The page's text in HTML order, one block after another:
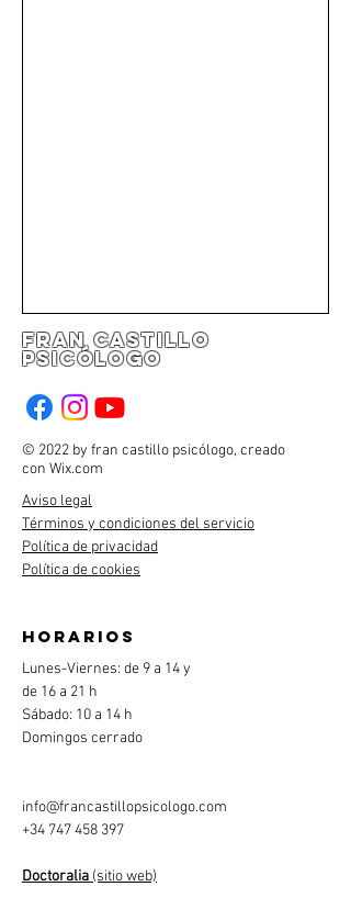
fran castillo
psicólogo
© 2022 by fran castillo psicólogo, creado
con Wix.com
Aviso legal
Términos y condiciones del servicio
Política de privacidad
Política de cookies
horarios
Lunes-Viernes: de 9 a 14 y
de 16 a 21 h
Sábado: 10 a 14 h
Domingos cerrado
info@francastillopsicologo.com
+34 747 458 397
Doctoralia (sitio web)